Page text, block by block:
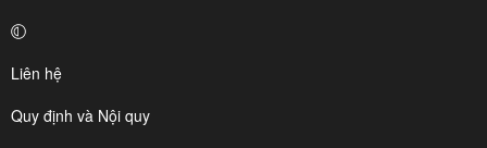
Liên hệ
Quy định và Nội quy